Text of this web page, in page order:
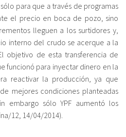
para que a través de programas
el precio en boca de pozo, sino
lleguen a los surtidores y,
interno del crudo se acerque a la
objetivo de esta transferencia de
funcionó para inyectar dinero en la
reactivar la producción, ya que
mejores condiciones planteadas
embargo sólo YPF aumentó los
12, 14/04/2014).